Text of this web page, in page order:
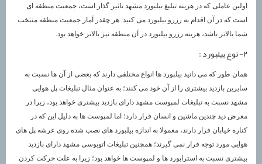
اولین عاملی که در هزینه تبلیغ بیلبورد مشهد تاثیر گذار است، جمعیت منطقه ای
است که در آن اقدام به رزرو بیلبورد می کنید. هر چقدر آمار جمعیت منطقه منتخب
شما بالاتر باشد، هزینه رزرو بیلبورد در آن منطقه نیز بالاتر خواهد بود.
۲- نوع بیلبورد :
همان طور که می دانید بیلبورد ها انواع مختلفی دارند که بعضی از آن ها نسبت به
سایرین بازدید بیشتری را از آن خود می کنند؛ به عنوان مثال تبلیغات پل هوایی
مشهد نسبت به تبلیغات لمپوست مشهد دارای بازدید بیشتری خواهد بود، زیرا در
معرض دید چندین ماشین و انسان قرار دارد؛ اما لمپوست ها به دلیل این که در
کناره خیابان قرار دارند، معمولا به اندازه بیلبورد های نصب شده روی عرشه پل های
هوایی مورد توجه قرار نمی گیرند؛ همچنین تبلیغات اتوبوسی مشهد دارای بازدید
بیشتری نسبت به استرابورد ها و لمپوست ها خواهد بود؛ زیرا به علت حرکت کردن